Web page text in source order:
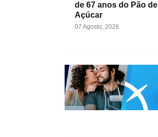
de 67 anos do Pão de
Açúcar
07 Agosto, 2026